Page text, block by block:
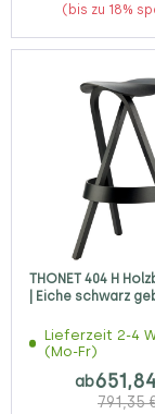
(bis zu 18%
THONET 404 H
| Eiche schwarz
Lieferzeit 2-4
(Mo-Fr)
ab
791,35